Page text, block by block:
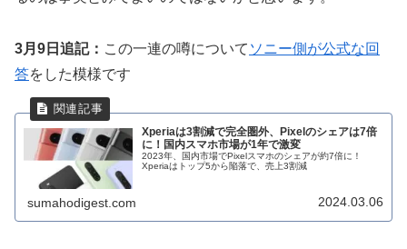
3月9日追記： この一連の噂について ソニー側が公式な回
答をした模様です
Xperiaは3割減で完全圏外、Pixelのシェアは7倍
に！国内スマホ市場が1年で激変
2023年、国内市場でPixelスマホのシェアが約7倍に！
Xperiaはトップ5から陥落で、売上3割減
sumahodigest.com 2024.03.06